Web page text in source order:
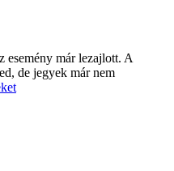
esemény már lezajlott. A
de jegyek már nem